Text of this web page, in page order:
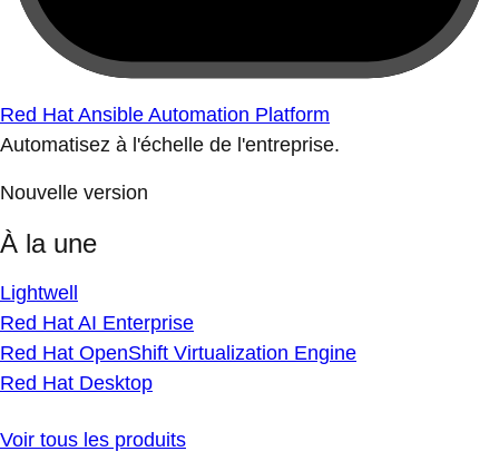
Red Hat Ansible Automation Platform
Automatisez à l'échelle de l'entreprise.
Nouvelle version
À la une
Lightwell
Red Hat AI Enterprise
Red Hat OpenShift Virtualization Engine
Red Hat Desktop
Voir tous les produits